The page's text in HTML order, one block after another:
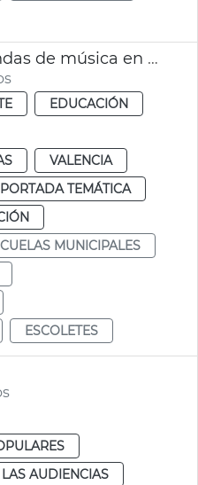
Ciclo conciertos bandas de música en escuelas municipales
EDUCACIÓN
VALENCIA
TEMÁTICA
MUNICIPALES
ESCOLETES
AUDIENCIAS